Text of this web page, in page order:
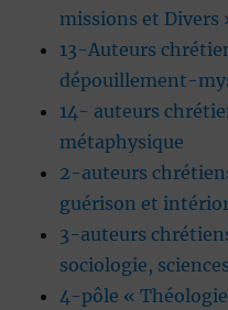
missions et Divers
13-Auteurs
dépouillement-
14- auteurs
métaphysique
2-auteurs
guérison et
3-auteurs
sociologie,
4-pôle «